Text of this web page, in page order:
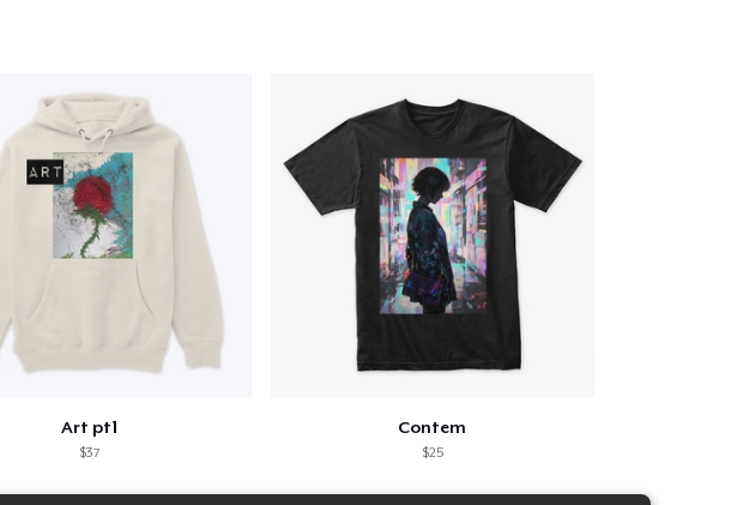
Art pt1
$37
Contem
$25